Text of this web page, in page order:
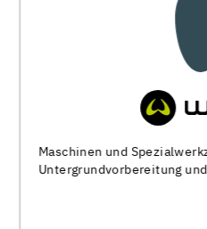
zur
von Bodenbelägen